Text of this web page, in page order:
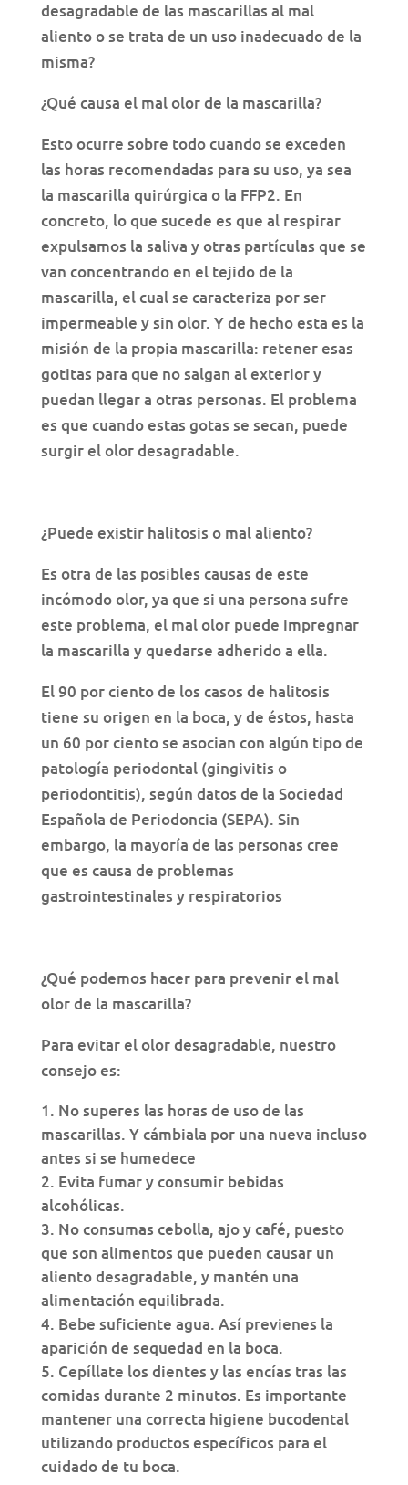
desagradable de las mascarillas al mal
aliento o se trata de un uso inadecuado de la
misma?
¿Qué causa el mal olor de la mascarilla?
Esto ocurre sobre todo cuando se exceden
las horas recomendadas para su uso, ya sea
la mascarilla quirúrgica o la FFP2. En
concreto, lo que sucede es que al respirar
expulsamos la saliva y otras partículas que se
van concentrando en el tejido de la
mascarilla, el cual se caracteriza por ser
impermeable y sin olor. Y de hecho esta es la
misión de la propia mascarilla: retener esas
gotitas para que no salgan al exterior y
puedan llegar a otras personas. El problema
es que cuando estas gotas se secan, puede
surgir el olor desagradable.
¿Puede existir halitosis o mal aliento?
Es otra de las posibles causas de este
incómodo olor, ya que si una persona sufre
este problema, el mal olor puede impregnar
la mascarilla y quedarse adherido a ella.
El 90 por ciento de los casos de halitosis
tiene su origen en la boca, y de éstos, hasta
un 60 por ciento se asocian con algún tipo de
patología periodontal (gingivitis o
periodontitis), según datos de la Sociedad
Española de Periodoncia (SEPA). Sin
embargo, la mayoría de las personas cree
que es causa de problemas
gastrointestinales y respiratorios
¿Qué podemos hacer para prevenir el mal
olor de la mascarilla?
Para evitar el olor desagradable, nuestro
consejo es:
No superes las horas de uso de las
mascarillas. Y cámbiala por una nueva incluso
antes si se humedece
Evita fumar y consumir bebidas
alcohólicas.
No consumas cebolla, ajo y café, puesto
que son alimentos que pueden causar un
aliento desagradable, y mantén una
alimentación equilibrada.
Bebe suficiente agua. Así previenes la
aparición de sequedad en la boca.
Cepíllate los dientes y las encías tras las
comidas durante 2 minutos. Es importante
mantener una correcta higiene bucodental
utilizando productos específicos para el
cuidado de tu boca.